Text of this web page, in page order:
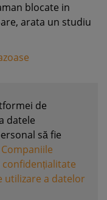
blocate in
arata un studiu
de
datele
să fie
Companiile
confidențialitate
utilizare a datelor